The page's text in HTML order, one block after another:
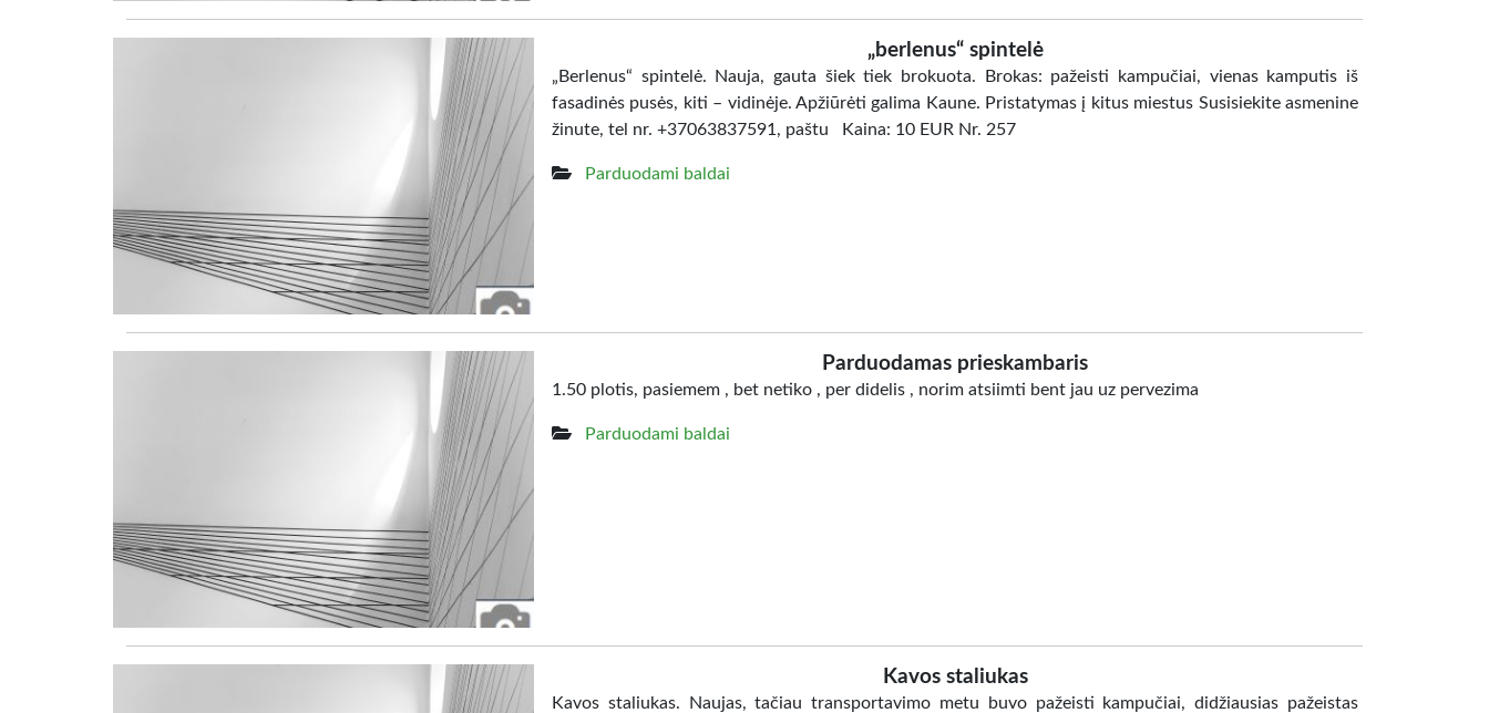
„berlenus“ spintelė
„Berlenus“ spintelė. Nauja, gauta šiek tiek brokuota. Brokas: pažeisti kampučiai, vienas kamputis iš
fasadinės pusės, kiti – vidinėje. Apžiūrėti galima Kaune. Pristatymas į kitus miestus Susisiekite asmenine
žinute, tel nr. +37063837591, paštu Kaina: 10 EUR Nr. 257
Parduodami baldai
Parduodamas prieskambaris
1.50 plotis, pasiemem , bet netiko , per didelis , norim atsiimti bent jau uz pervezima
Parduodami baldai
Kavos staliukas
Kavos staliukas. Naujas, tačiau transportavimo metu buvo pažeisti kampučiai, didžiausias pažeistas